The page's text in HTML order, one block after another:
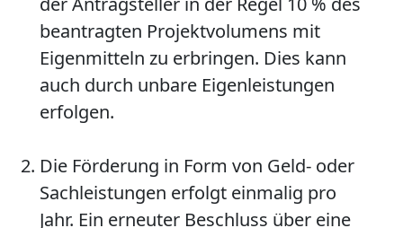
beantragten Projektvolumens mit
Eigenmitteln zu erbringen. Dies kann
auch durch unbare Eigenleistungen
erfolgen.
Die Förderung in Form von Geld- oder
Sachleistungen erfolgt einmalig pro
Jahr. Ein erneuter Beschluss über eine